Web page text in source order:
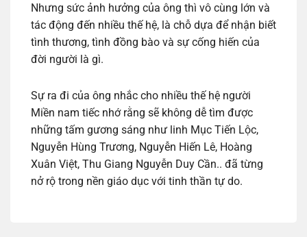
Nhưng sức ảnh hưởng của ông thì vô cùng lớn và
tác động đến nhiều thế hệ, là chỗ dựa để nhận biết
tình thương, tình đồng bào và sự cống hiến của
đời người là gì.
Sự ra đi của ông nhắc cho nhiều thế hệ người
Miền nam tiếc nhớ rằng sẽ không dễ tìm được
những tấm gương sáng như linh Mục Tiến Lộc,
Nguyễn Hùng Trương, Nguyễn Hiến Lê, Hoàng
Xuân Việt, Thu Giang Nguyễn Duy Cần.. đã từng
nở rộ trong nền giáo dục với tinh thần tự do.